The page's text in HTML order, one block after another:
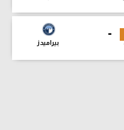
-
بيراميدز